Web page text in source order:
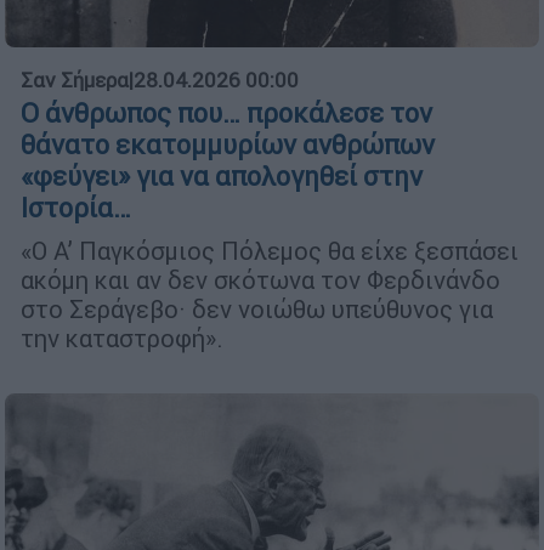
Σαν Σήμερα|28.04.2026 00:00
Ο άνθρωπος που… προκάλεσε τον
θάνατο εκατομμυρίων ανθρώπων
«φεύγει» για να απολογηθεί στην
Ιστορία…
«Ο Α’ Παγκόσμιος Πόλεμος θα είχε ξεσπάσει
ακόμη και αν δεν σκότωνα τον Φερδινάνδο
στο Σεράγεβο· δεν νοιώθω υπεύθυνος για
την καταστροφή».